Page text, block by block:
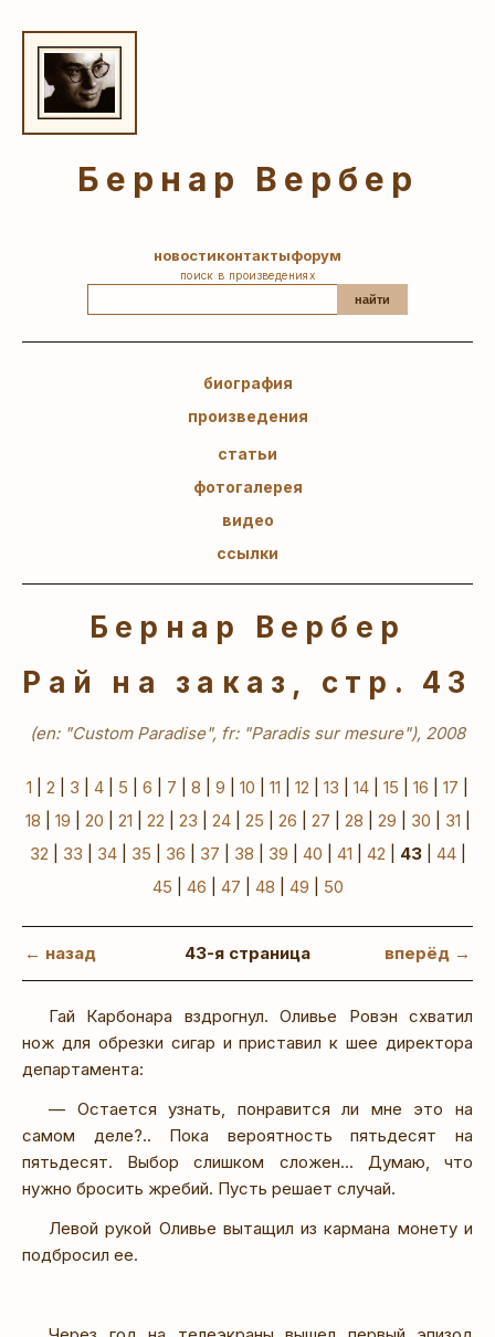
Бернар Вербер
новостиконтактыфорум
поиск в произведениях
найти
биография
произведения
статьи
фотогалерея
видео
ссылки
Бернар Вербер
Рай на заказ, стр. 43
(en: "Custom Paradise", fr: "Paradis sur mesure"), 2008
1 2 3 4 5 6 7 8 9 10 11 12 13 14 15 16 17
18
19 20 21 22 23 24| 25 26 27 28 29 30 31
32
33 34| 35 36 37 38 39 40 41 42 43| 44|
45
46 47 48 49 50
← назад 43-я страница вперёд →
Гай Карбонара вздрогнул. Оливье Ровэн схватил
нож для обрезки сигар и приставил к шее директора
департамента:
— Остается узнать, понравится ли мне это на
самом деле?.. Пока вероятность пятьдесят на
пятьдесят. Выбор слишком сложен... Думаю, что
нужно бросить жребий. Пусть решает случай.
Левой рукой Оливье вытащил из кармана монету и
подбросил ее.